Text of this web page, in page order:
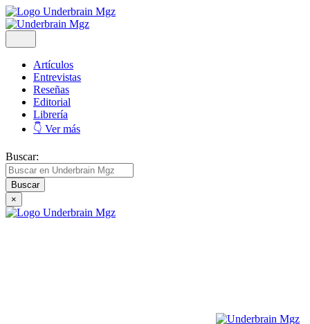
Artículos
Entrevistas
Reseñas
Editorial
Librería
👇 Ver más
Buscar:
×